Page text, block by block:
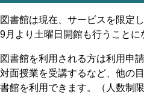
図書館は現在、サービスを限定
9月より土曜日開館も行うことに
図書館を利用される方は利用申
対面授業を受講するなど、他の
書館を利用できます。（人数制限